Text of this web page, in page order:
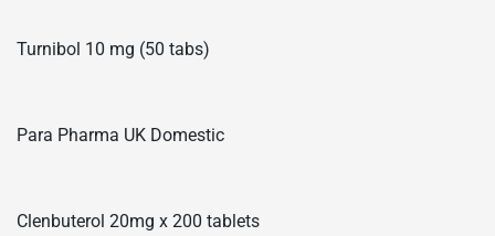
Turnibol 10 mg (50 tabs)
Para Pharma UK Domestic
Clenbuterol 20mg x 200 tablets